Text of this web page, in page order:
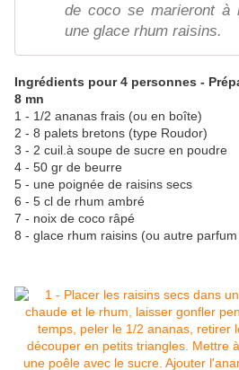
de coco se marieront à
une glace rhum raisins.
Ingrédients pour 4 personnes -
8 mn
1 - 1/2 ananas frais (ou en boîte)
2 - 8 palets bretons (type Roudor)
3 - 2 cuil.à soupe de sucre en poudre
4 - 50 gr de beurre
5 - une poignée de raisins secs
6 - 5 cl de rhum ambré
7 - noix de coco râpé
8 - glace rhum raisins (ou autre